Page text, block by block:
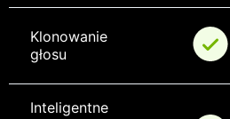
Klonowanie
głosu
Inteligentne